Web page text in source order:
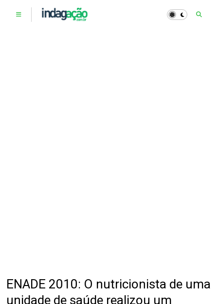
ENADE 2010: O nutricionista de uma
unidade de saúde realizou um